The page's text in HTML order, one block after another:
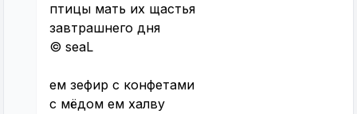
птицы мать их щастья
завтрашнего дня
© seaL
ем зефир с конфетами
с мёдом ем халву